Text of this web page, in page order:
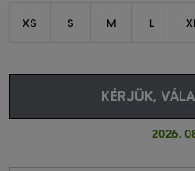
XS S M L
KÉRJÜK,
2026.